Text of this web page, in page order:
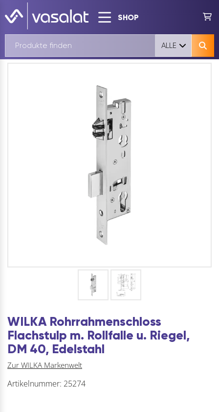
SHOP
ALLE
WILKA Rohrrahmenschloss
Flachstulp m. Rollfalle u. Riegel,
DM 40, Edelstahl
Zur WILKA Markenwelt
Artikelnummer: 25274